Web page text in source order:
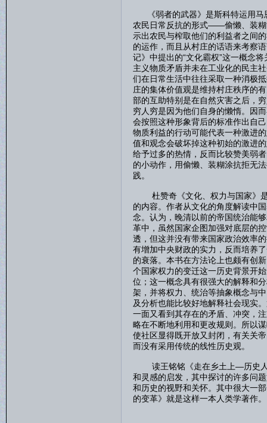
《弱者的武器》是斯科特运用马
农民日常反抗的形式——偷懒、装糊
示出农民与榨取他们的利益者之间
的运作，而且从村庄的话语来考察
记》中提出的“文化霸权”这一概念
主义物质矛盾并未在工业化的民主
们在日常生活中往往采取一种消极
庄的集体价值观是维持村庄秩序的
部的互助特别是在自然灾害之后，
穷人穷是因为他们自身的懒惰。因
会按照这种形象背后的标准作出自
物质利益的行动可能代表一种激进
值和观念会破坏掉这种初始的激进
给予过多的热情，反而比较赞美弱
的小动作，用偷懒、装糊涂抗拒无
践。
杜赞奇《文化、权力与国家》是
的内容。作者从文化的角度解读中
念。认为，晚清以前的帝国统治能
革中，虽然国家企图加强对底层的
透，但这并没有带来国家政治效率
有增加中央财政的实力，反而培养
的衰落。本书在方法论上也颇有创
个国家权力的变迁这一历史背景开
位；这一概念具有很强大的解释和
架，并将权力、统治等抽象概念与
及分析也能比较好地解释社会现实
一面又看到其存在的矛盾、冲突，
略在不断地利用和更改规则。所以
使社区显得既开放又封闭，有关关
而没有采用传统的线性历史观。
读王铭铭《走在乡土上—历史人
和灵感的启发，其中探讨的许多问
和历史的视野和关怀。其中很大一
的变革》就是这样一本人类学著作。